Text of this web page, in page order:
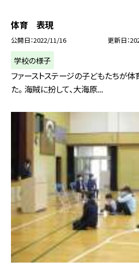
体育 表現
公開日 2022/11/16 更新日
学校の様子
ファーストステージの子どもたちが
た。 海賊に扮して、大海原...